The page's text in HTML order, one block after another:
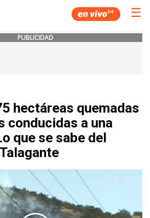
☰
PUBLICIDAD
hectáreas quemadas
conducidas a una
que se sabe del